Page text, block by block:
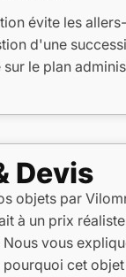
évite les
d'une
le plan
Devis
objets par
à un prix
Nous vous
pourquoi cet